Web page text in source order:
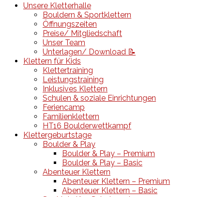
Unsere Kletterhalle
Bouldern & Sportklettern
Öffnungszeiten
Preise/ Mitgliedschaft
Unser Team
Unterlagen/ Download 📝
Klettern für Kids
Klettertraining
Leistungstraining
Inklusives Klettern
Schulen & soziale Einrichtungen
Feriencamp
Familienklettern
HT16 Boulderwettkampf
Klettergeburtstage
Boulder & Play
Boulder & Play – Premium
Boulder & Play – Basic
Abenteuer Klettern
Abenteuer Klettern – Premium
Abenteuer Klettern – Basic